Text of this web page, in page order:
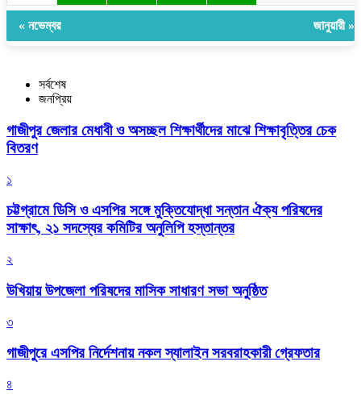
« নভেম্বর জানুয়ারী »
সর্বশেষ
জনপ্রিয়
গাজীপুর জেলার মেধাবী ও অসচ্ছল শিক্ষার্থীদের মাঝে শিক্ষাবৃত্তির চেক
বিতরণ
১
চট্টগ্রামে ডিসি ও এসপির সঙ্গে মুক্তিযোদ্ধা সন্তান ঐক্য পরিষদের
সাক্ষাৎ, ২১ সদস্যের কমিটির অনুলিপি হস্তান্তর
২
উখিয়ায় উপজেলা পরিষদের মাসিক সাধারণ সভা অনুষ্ঠিত
৩
গাজীপুরে এসপির নির্দেশনায় নকল স্যালাইন সরবরাহকারী গ্রেফতার
৪